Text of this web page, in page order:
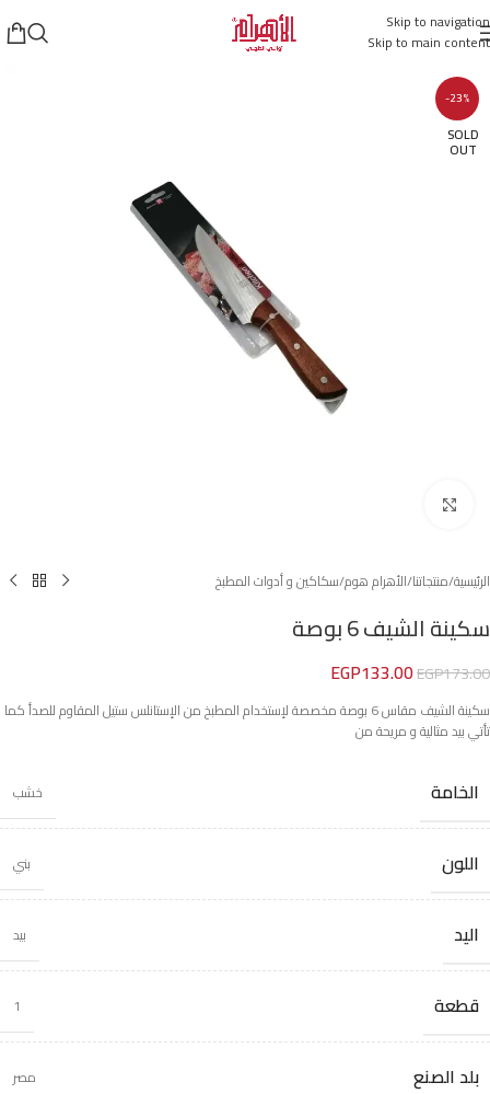
Skip to navigation
Skip to main content
-23%
SOLD
OUT
الرئيسية/منتجاتنا/الأهرام هوم/سكاكين و أدوات المطبخ
سكينة الشيف 6 بوصة
EGP173.00
EGP133.00
سكينة الشيف مقاس 6 بوصة مخصصة لإستخدام المطبخ من الإستانلس ستيل المقاوم للصدأ كما
تأتي بيد مثالية و مريحة من
الخامة خشب
اللون بني
اليد بيد
قطعة 1
بلد الصنع مصر